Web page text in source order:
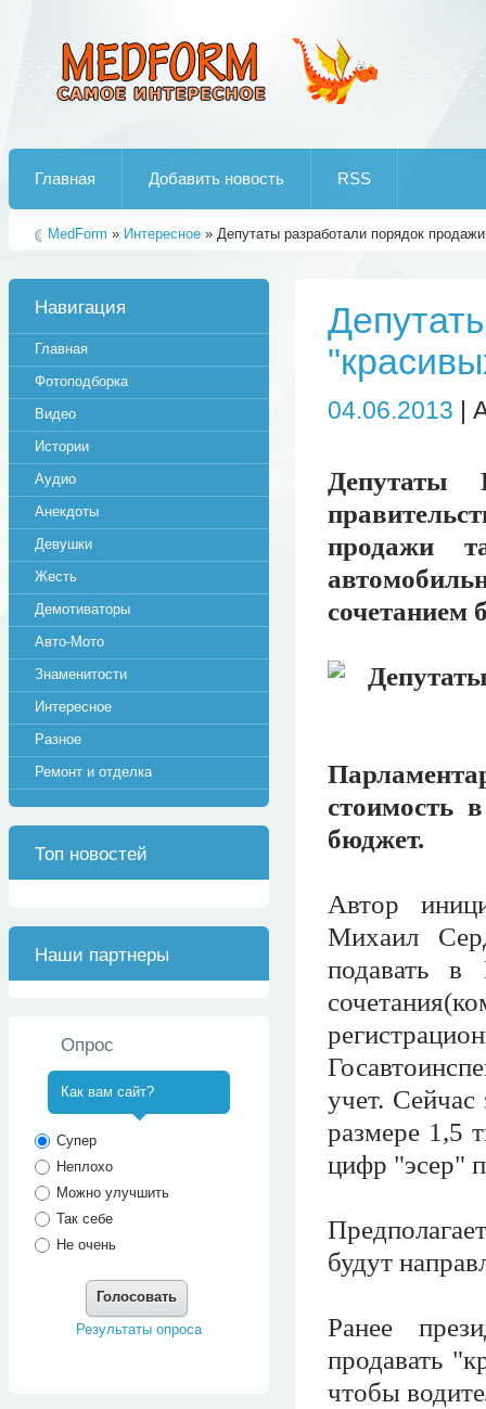
Главная Добавить новость RSS
MedForm » Интересное » Депутаты разработали порядок
04.06.2013 |
Депутаты
продажи
сочетанием
стоимость
бюджет.
Автор
Михаил
подавать в
учет. Сейчас
размере 1,5
цифр "эсер"
будут
Ранее
продавать
чтобы
Навигация
Главная
Фотоподборка
Видео
Истории
Аудио
Анекдоты
Девушки
Жесть
Демотиваторы
Авто-Мото
Знаменитости
Интересное
Разное
Ремонт и отделка
Топ новостей
Наши партнеры
Опрос
Как вам сайт?
Супер
Неплохо
Можно улучшить
Так себе
Не очень
Голосовать
Результаты опроса